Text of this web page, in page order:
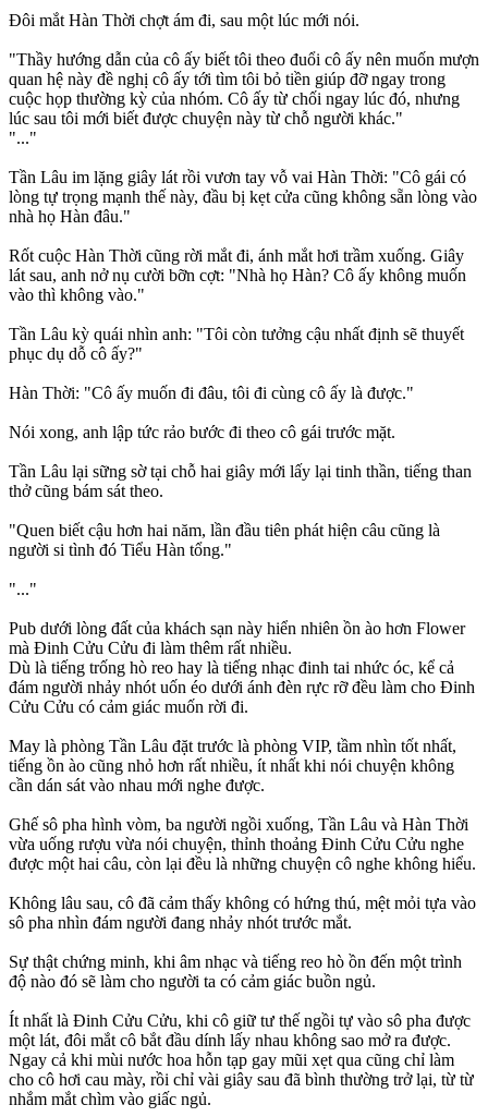
Đôi mắt Hàn Thời chợt ám đi, sau một lúc mới nói.
"Thầy hướng dẫn của cô ấy biết tôi theo đuổi cô ấy nên muốn mượn
quan hệ này đề nghị cô ấy tới tìm tôi bỏ tiền giúp đỡ ngay trong
cuộc họp thường kỳ của nhóm. Cô ấy từ chối ngay lúc đó, nhưng
lúc sau tôi mới biết được chuyện này từ chỗ người khác."
"..."
Tần Lâu im lặng giây lát rồi vươn tay vỗ vai Hàn Thời: "Cô gái có
lòng tự trọng mạnh thế này, đầu bị kẹt cửa cũng không sẵn lòng vào
nhà họ Hàn đâu."
Rốt cuộc Hàn Thời cũng rời mắt đi, ánh mắt hơi trầm xuống. Giây
lát sau, anh nở nụ cười bỡn cợt: "Nhà họ Hàn? Cô ấy không muốn
vào thì không vào."
Tần Lâu kỳ quái nhìn anh: "Tôi còn tưởng cậu nhất định sẽ thuyết
phục dụ dỗ cô ấy?"
Hàn Thời: "Cô ấy muốn đi đâu, tôi đi cùng cô ấy là được."
Nói xong, anh lập tức rảo bước đi theo cô gái trước mặt.
Tần Lâu lại sững sờ tại chỗ hai giây mới lấy lại tinh thần, tiếng than
thở cũng bám sát theo.
"Quen biết cậu hơn hai năm, lần đầu tiên phát hiện câu cũng là
người si tình đó Tiểu Hàn tổng."
"..."
Pub dưới lòng đất của khách sạn này hiển nhiên ồn ào hơn Flower
mà Đinh Cửu Cửu đi làm thêm rất nhiều.
Dù là tiếng trống hò reo hay là tiếng nhạc đinh tai nhức óc, kể cả
đám người nhảy nhót uốn éo dưới ánh đèn rực rỡ đều làm cho Đinh
Cửu Cửu có cảm giác muốn rời đi.
May là phòng Tần Lâu đặt trước là phòng VIP, tầm nhìn tốt nhất,
tiếng ồn ào cũng nhỏ hơn rất nhiều, ít nhất khi nói chuyện không
cần dán sát vào nhau mới nghe được.
Ghế sô pha hình vòm, ba người ngồi xuống, Tần Lâu và Hàn Thời
vừa uống rượu vừa nói chuyện, thỉnh thoảng Đinh Cửu Cửu nghe
được một hai câu, còn lại đều là những chuyện cô nghe không hiểu.
Không lâu sau, cô đã cảm thấy không có hứng thú, mệt mỏi tựa vào
sô pha nhìn đám người đang nhảy nhót trước mắt.
Sự thật chứng minh, khi âm nhạc và tiếng reo hò ồn đến một trình
độ nào đó sẽ làm cho người ta có cảm giác buồn ngủ.
Ít nhất là Đinh Cửu Cửu, khi cô giữ tư thế ngồi tự vào sô pha được
một lát, đôi mắt cô bắt đầu dính lấy nhau không sao mở ra được.
Ngay cả khi mùi nước hoa hỗn tạp gay mũi xẹt qua cũng chỉ làm
cho cô hơi cau mày, rồi chỉ vài giây sau đã bình thường trở lại, từ từ
nhắm mắt chìm vào giấc ngủ.